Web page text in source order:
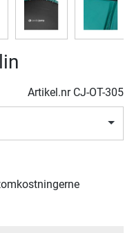
Artikel.nr CJ-OT-305